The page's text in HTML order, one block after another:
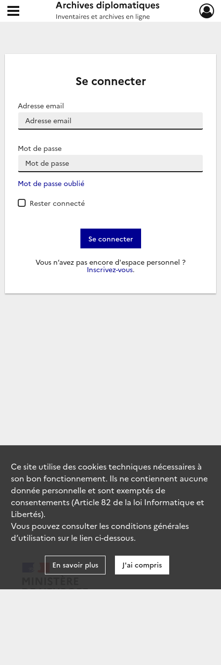
Archives diplomatiques
Ouvrir le menu déroulant
Se connecter
Adresse email
Mot de passe
Mot de passe oublié
Rester connecté
Se connecter
Vous n’avez pas encore d'espace personnel ?
Inscrivez-vous.
Ce site utilise descookiestechniques nécessaires à
son bon fonctionnement. Ils ne contiennent aucune
donnée personnelle et sont exemptés de
consentements (Article 82 de la loi Informatique et
Libertés).
Vous pouvez consulter les conditions générales
d’utilisation sur le lien ci-dessous.
En savoir plus J'ai compris